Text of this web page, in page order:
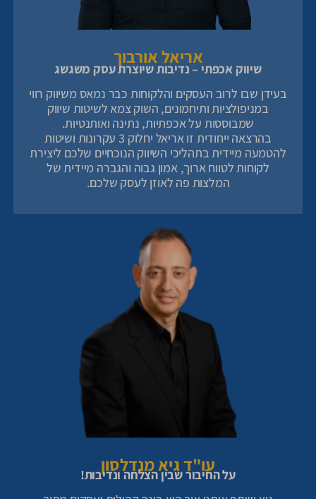
אריאל אורבוך
שיווק אכפתי – נדיבות שיוצרת עסק משגשג
בעידן שבו לרוב העסקים והלקוחות כבר נמאס משיווק רווי
במניפולציות ותיחמונים, השוק צמא לשיטות שיווק
שמבוססות על אכפתיות, נתינה ואותנטיות.
בהרצאה ייחודית זו אריאל יחלוק 3 עקרונות ושיטות
להטמעה מיידית בתהליכי השיווק הנוכחיים שלכם ליצירת
לקוחות לטווח ארוך, אמון גבוה והגברה מיידית של
המלצות פה לאוזן לעסק שלכם.
עו"ד גיא מנדלסון
על החיבור שבין הצלחה ונדיבות!